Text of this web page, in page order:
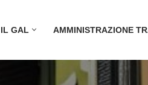
IL GAL AMMINISTRAZIONE